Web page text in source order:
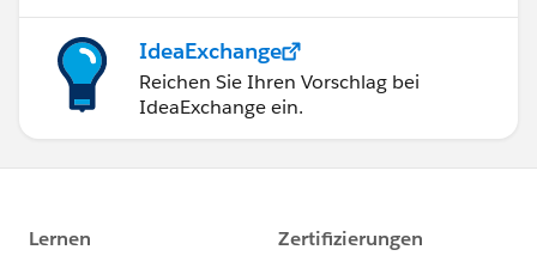
IdeaExchange
Reichen Sie Ihren Vorschlag bei
IdeaExchange ein.